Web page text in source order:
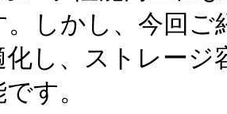
。しかし、今回
化し、ストレー
す。